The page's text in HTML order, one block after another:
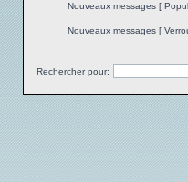
Nouveaux messages [
Nouveaux messages [
Rechercher pour: